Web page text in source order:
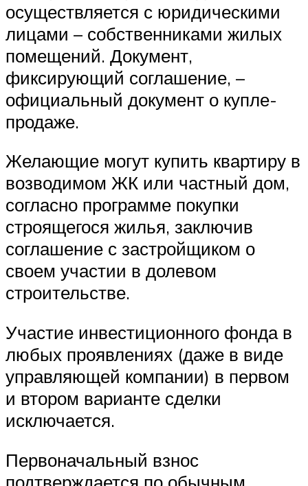
осуществляется с юридическими
лицами – собственниками жилых
помещений. Документ,
фиксирующий соглашение, –
официальный документ о купле-
продаже.
Желающие могут купить квартиру в
возводимом ЖК или частный дом,
согласно программе покупки
строящегося жилья, заключив
соглашение с застройщиком о
своем участии в долевом
строительстве.
Участие инвестиционного фонда в
любых проявлениях (даже в виде
управляющей компании) в первом
и втором варианте сделки
исключается.
Первоначальный взнос